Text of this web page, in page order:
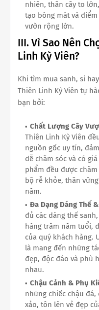
nhiên, thân cây to
tạo bóng mát và
vườn rộng lớn.
III. Vì Sao Nên
Linh Kỳ Viên?
Khi tìm mua sanh, si
Thiên Linh Kỳ Viên tự
bạn bởi:
Chất Lượng Cây
Thiên Linh Kỳ Viên
nguồn gốc uy tín,
dễ chăm sóc và có
phẩm đều được
bộ rễ khỏe, thân
năm.
Đa Dạng Dáng Thế
đủ các dáng thế
hàng trăm năm tuổi,
của quý khách hàng.
là mang đến những
đẹp, độc đáo và phù
nhau.
Chậu Cảnh & Phụ
những chiếc chậu
xảo, tôn lên vẻ đẹp